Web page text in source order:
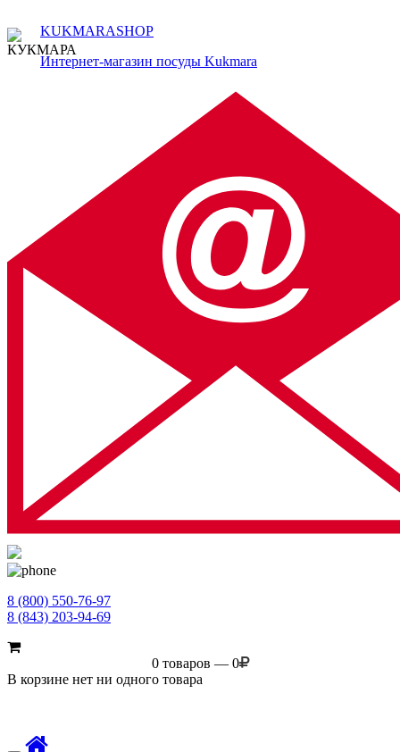
KUKMARASHOP
Интернет-магазин посуды Kukmara
8 (800) 550-76-97
8 (843) 203-94-69
0 товаров — 0
В корзине нет ни одного товара